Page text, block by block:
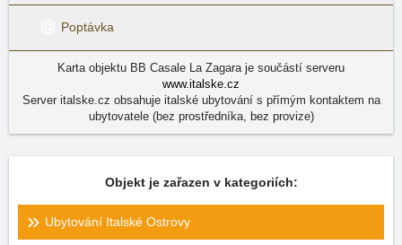
Poptávka
Karta objektu BB Casale La Zagara je součástí serveru
www.italske.cz
Server italske.cz obsahuje italské ubytování s přímým kontaktem na
ubytovatele (bez prostředníka, bez provize)
Objekt je zařazen v kategoriích:
Ubytování Italské Ostrovy